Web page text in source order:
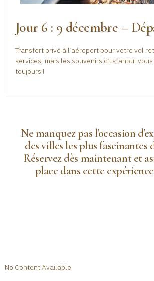
Jour 6 : 9 décembre –
Transfert privé à l’aéroport pour votre vol
services, mais les souvenirs d’Istanbul
toujours !
Ne manquez pas l'occasion
des villes les plus fascinantes
Réservez dès maintenant et
place dans cette
No Content Available